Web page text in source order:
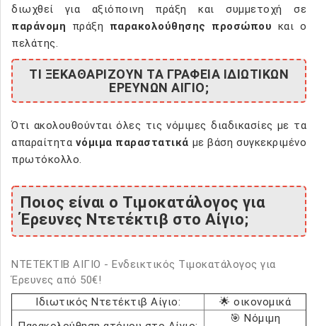
διωχθεί για αξιόποινη πράξη και συμμετοχή σε
παράνομη πράξη παρακολούθησης προσώπου και ο
πελάτης.
ΤΙ ΞΕΚΑΘΑΡΙΖΟΥΝ ΤΑ ΓΡΑΦΕΙΑ ΙΔΙΩΤΙΚΩΝ
ΕΡΕΥΝΩΝ ΑΙΓΙΟ;
Ότι ακολουθούνται όλες τις νόμιμες διαδικασίες με τα
απαραίτητα νόμιμα παραστατικά με βάση συγκεκριμένο
πρωτόκολλο.
Ποιος είναι ο Τιμοκατάλογος για
Έρευνες Ντετέκτιβ στο Αίγιο;
ΝΤΕΤΕΚΤΙΒ ΑΙΓΙΟ - Ενδεικτικός Τιμοκατάλογος για
Έρευνες από 50€!
Ιδιωτικός Ντετέκτιβ Αίγιο:
🌟 οικονομικά
🎯 Νόμιμη